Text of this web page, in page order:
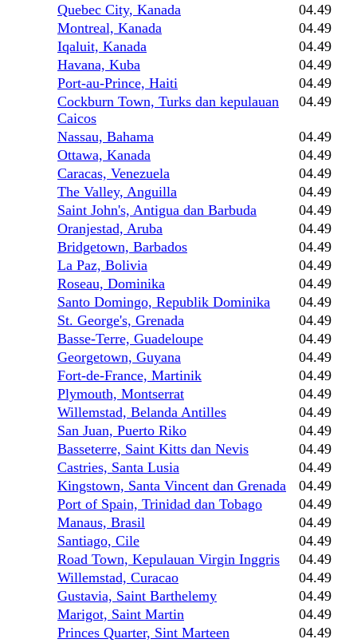
Quebec City, Kanada
04.49
Montreal, Kanada
04.49
Iqaluit, Kanada
04.49
Havana, Kuba
04.49
Port-au-Prince, Haiti
04.49
Cockburn Town, Turks dan kepulauan
Caicos
04.49
Nassau, Bahama
04.49
Ottawa, Kanada
04.49
Caracas, Venezuela
04.49
The Valley, Anguilla
04.49
Saint John's, Antigua dan Barbuda
04.49
Oranjestad, Aruba
04.49
Bridgetown, Barbados
04.49
La Paz, Bolivia
04.49
Roseau, Dominika
04.49
Santo Domingo, Republik Dominika
04.49
St. George's, Grenada
04.49
Basse-Terre, Guadeloupe
04.49
Georgetown, Guyana
04.49
Fort-de-France, Martinik
04.49
Plymouth, Montserrat
04.49
Willemstad, Belanda Antilles
04.49
San Juan, Puerto Riko
04.49
Basseterre, Saint Kitts dan Nevis
04.49
Castries, Santa Lusia
04.49
Kingstown, Santa Vincent dan Grenada
04.49
Port of Spain, Trinidad dan Tobago
04.49
Manaus, Brasil
04.49
Santiago, Cile
04.49
Road Town, Kepulauan Virgin Inggris
04.49
Willemstad, Curacao
04.49
Gustavia, Saint Barthelemy
04.49
Marigot, Saint Martin
04.49
Princes Quarter, Sint Marteen
04.49